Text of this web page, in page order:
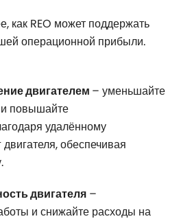
как REO может поддержать
операционной прибыли.
двигателем – уменьшайте
повышайте
удалённому
обеспечивая
двигателя –
и снижайте расходы на